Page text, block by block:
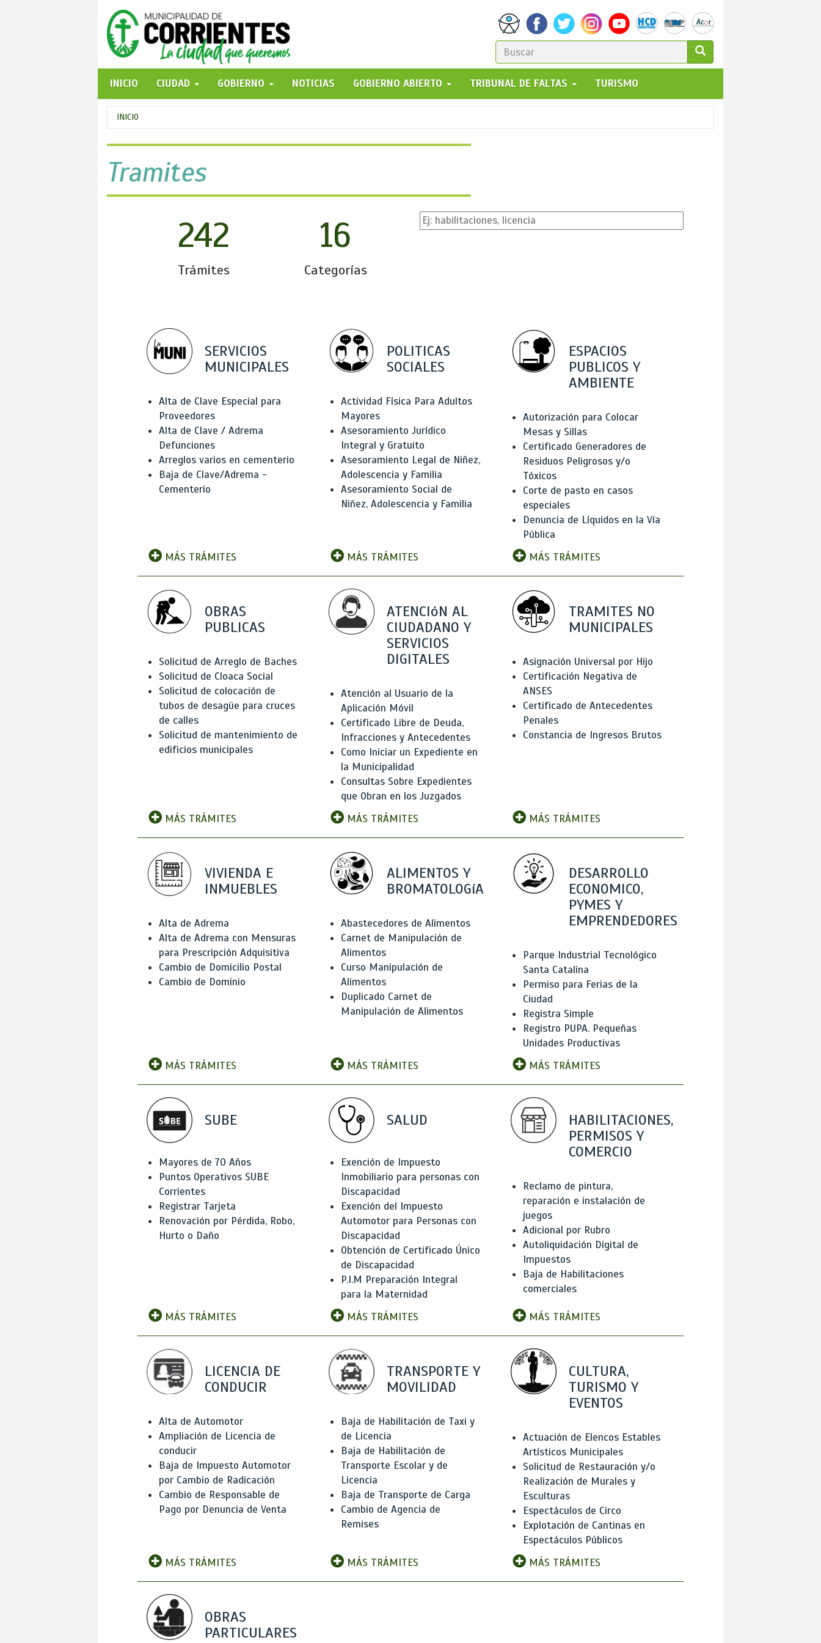
FORMULARIO
DE
BÚSQUEDA
GO!
INICIO
CIUDAD GOBIERNO NOTICIAS GOBIERNO ABIERTO TRIBUNAL DE FALTAS TURISMO
Se
encuentra
usted
aquí
INICIO
Tramites
242
Trámites
16
Categorías
SERVICIOS
MUNICIPALES
Alta de Clave Especial para
Proveedores
Alta de Clave / Adrema
Defunciones
Arreglos varios en cementerio
Baja de Clave/Adrema -
Cementerio
MÁS TRÁMITES
POLITICAS
SOCIALES
Actividad Física Para Adultos
Mayores
Asesoramiento Jurídico
Integral y Gratuito
Asesoramiento Legal de Niñez,
Adolescencia y Familia
Asesoramiento Social de
Niñez, Adolescencia y Familia
MÁS TRÁMITES
ESPACIOS
PUBLICOS Y
AMBIENTE
Autorización para Colocar
Mesas y Sillas
Certificado Generadores de
Residuos Peligrosos y/o
Tóxicos
Corte de pasto en casos
especiales
Denuncia de Líquidos en la Vía
Pública
MÁS TRÁMITES
OBRAS
PUBLICAS
Solicitud de Arreglo de Baches
Solicitud de Cloaca Social
Solicitud de colocación de
tubos de desagüe para cruces
de calles
Solicitud de mantenimiento de
edificios municipales
MÁS TRÁMITES
ATENCIóN AL
CIUDADANO Y
SERVICIOS
DIGITALES
Atención al Usuario de la
Aplicación Móvil
Certificado Libre de Deuda,
Infracciones y Antecedentes
Como Iniciar un Expediente en
la Municipalidad
Consultas Sobre Expedientes
que Obran en los Juzgados
MÁS TRÁMITES
TRAMITES NO
MUNICIPALES
Asignación Universal por Hijo
Certificación Negativa de
ANSES
Certificado de Antecedentes
Penales
Constancia de Ingresos Brutos
MÁS TRÁMITES
VIVIENDA E
INMUEBLES
Alta de Adrema
Alta de Adrema con Mensuras
para Prescripción Adquisitiva
Cambio de Domicilio Postal
Cambio de Dominio
MÁS TRÁMITES
ALIMENTOS Y
BROMATOLOGíA
Abastecedores de Alimentos
Carnet de Manipulación de
Alimentos
Curso Manipulación de
Alimentos
Duplicado Carnet de
Manipulación de Alimentos
MÁS TRÁMITES
DESARROLLO
ECONOMICO,
PYMES Y
EMPRENDEDORES
Parque Industrial Tecnológico
Santa Catalina
Permiso para Ferias de la
Ciudad
Registra Simple
Registro PUPA. Pequeñas
Unidades Productivas
MÁS TRÁMITES
SUBE
Mayores de 70 Años
Puntos Operativos SUBE
Corrientes
Registrar Tarjeta
Renovación por Pérdida, Robo,
Hurto o Daño
MÁS TRÁMITES
SALUD
Exención de Impuesto
Inmobiliario para personas con
Discapacidad
Exención del Impuesto
Automotor para Personas con
Discapacidad
Obtención de Certificado Único
de Discapacidad
P.I.M Preparación Integral
para la Maternidad
MÁS TRÁMITES
HABILITACIONES,
PERMISOS Y
COMERCIO
Reclamo de pintura,
reparación e instalación de
juegos
Adicional por Rubro
Autoliquidación Digital de
Impuestos
Baja de Habilitaciones
comerciales
MÁS TRÁMITES
LICENCIA DE
CONDUCIR
Alta de Automotor
Ampliación de Licencia de
conducir
Baja de Impuesto Automotor
por Cambio de Radicación
Cambio de Responsable de
Pago por Denuncia de Venta
MÁS TRÁMITES
TRANSPORTE Y
MOVILIDAD
Baja de Habilitación de Taxi y
de Licencia
Baja de Habilitación de
Transporte Escolar y de
Licencia
Baja de Transporte de Carga
Cambio de Agencia de
Remises
MÁS TRÁMITES
CULTURA,
TURISMO Y
EVENTOS
Actuación de Elencos Estables
Artísticos Municipales
Solicitud de Restauración y/o
Realización de Murales y
Esculturas
Espectáculos de Circo
Explotación de Cantinas en
Espectáculos Públicos
MÁS TRÁMITES
OBRAS
PARTICULARES